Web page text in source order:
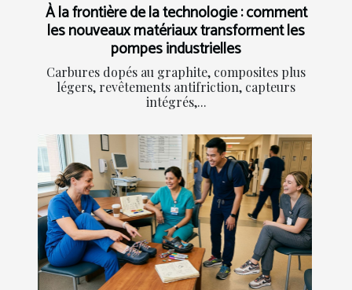
À la frontière de la technologie : comment
les nouveaux matériaux transforment les
pompes industrielles
Carbures dopés au graphite, composites plus
légers, revêtements antifriction, capteurs
intégrés,...